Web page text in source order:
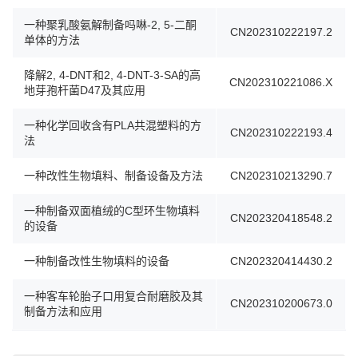
一种聚乳酸氨解制备吗啉-2, 5-二酮
单体的方法
CN202310222197.2
降解2, 4-DNT和2, 4-DNT-3-SA的高
地芽孢杆菌D47及其应用
CN202310221086.X
一种化学回收含有PLA共混塑料的方
法
CN202310222193.4
一种改性生物填料、制备设备及方法 CN202310213290.7
一种制备双面植绒的C型环生物填料
的设备
CN202320418548.2
一种制备改性生物填料的设备 CN202320414430.2
一种客车轮胎子口用复合耐磨胶及其
制备方法和应用
CN202310200673.0